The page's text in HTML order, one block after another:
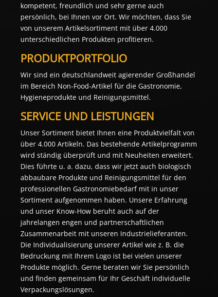
kompetent, freundlich und sehr gerne auch
persönlich, bei Ihnen vor Ort. Wir möchten, dass Sie
von unserem Artikelsortiment mit über 4.000
unterschiedlichen Produkten profitieren.
PRODUKTPORTFOLIO
Wir sind ein deutschlandweit agierender Großhandel
im Bereich Non-Food-Artikel für die Gastronomie,
Hygieneprodukte und Reinigungsmittel.
SERVICE UND LEISTUNGEN
Unser Sortiment bietet Ihnen eine Produktvielfalt von
über 4.000 Artikeln. Das bestehende Artikelprogramm
wird ständig überprüft und mit Neuheiten erweitert.
Dies führte u. a. dazu, dass wir jetzt auch biologisch
abbaubare Produkte und Reinigungsmittel für den
professionellen Gastronomiebedarf mit in unser
Sortiment aufgenommen haben. Unsere Erfahrung
und unser Know-How beruht auch auf der
jahrelangen engen und partnerschaftlichen
Zusammenarbeit mit unseren Industrielieferanten.
Die Individualisierung unserer Artikel wie z. B. die
Bedruckung mit Ihrem Logo ist bei vielen unserer
Produkte möglich. Gerne beraten wir Sie persönlich
und finden gemeinsam für Ihr Geschäft individuelle
Verpackungslösungen.